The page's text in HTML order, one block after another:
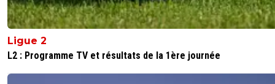
Ligue 2
L2 : Programme TV et résultats de la 1ère journée